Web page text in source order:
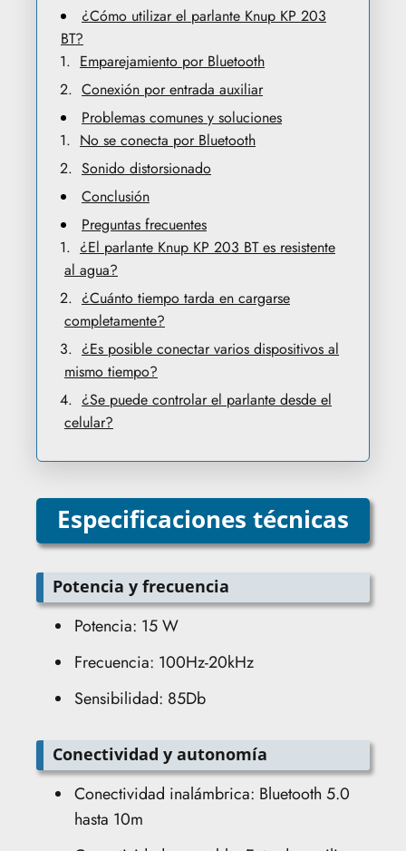
¿Cómo utilizar el parlante Knup KP 203
BT?
Emparejamiento por Bluetooth
Conexión por entrada auxiliar
Problemas comunes y soluciones
No se conecta por Bluetooth
Sonido distorsionado
Conclusión
Preguntas frecuentes
¿El parlante Knup KP 203 BT es resistente
al agua?
¿Cuánto tiempo tarda en cargarse
completamente?
¿Es posible conectar varios dispositivos al
mismo tiempo?
¿Se puede controlar el parlante desde el
celular?
Especificaciones técnicas
Potencia y frecuencia
Potencia: 15 W
Frecuencia: 100Hz-20kHz
Sensibilidad: 85Db
Conectividad y autonomía
Conectividad inalámbrica: Bluetooth 5.0
hasta 10m